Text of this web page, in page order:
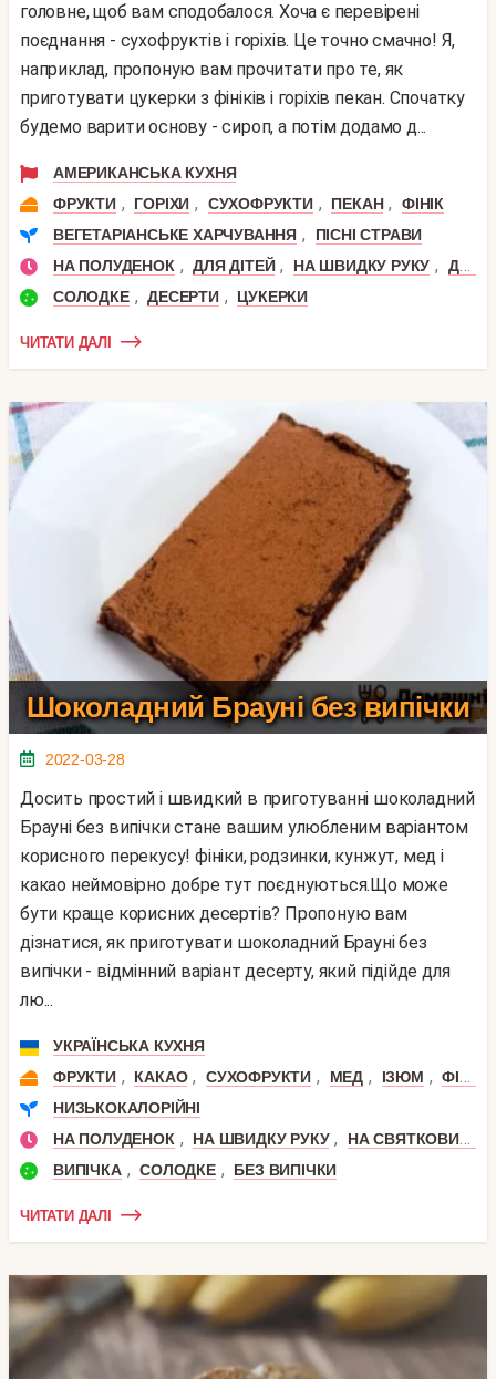
головне, щоб вам сподобалося. Хоча є перевірені
поєднання - сухофруктів і горіхів. Це точно смачно! Я,
наприклад, пропоную вам прочитати про те, як
приготувати цукерки з фініків і горіхів пекан. Спочатку
будемо варити основу - сироп, а потім додамо д...
АМЕРИКАНСЬКА КУХНЯ
ФРУКТИ , ГОРІХИ , СУХОФРУКТИ , ПЕКАН ,
ФІНІК
ВЕГЕТАРІАНСЬКЕ ХАРЧУВАННЯ ,
ПІСНІ СТРАВИ
НА ПОЛУДЕНОК , ДЛЯ ДІТЕЙ , НА ШВИДКУ РУКУ ,
ДЕСЕРТ
СОЛОДКЕ , ДЕСЕРТИ , ЦУКЕРКИ
ЧИТАТИ ДАЛІ
Шоколадний Брауні без випічки
2022-03-28
Досить простий і швидкий в приготуванні шоколадний
Брауні без випічки стане вашим улюбленим варіантом
корисного перекусу! фініки, родзинки, кунжут, мед і
какао неймовірно добре тут поєднуються.Що може
бути краще корисних десертів? Пропоную вам
дізнатися, як приготувати шоколадний Брауні без
випічки - відмінний варіант десерту, який підійде для
лю...
УКРАЇНСЬКА КУХНЯ
ФРУКТИ , КАКАО , СУХОФРУКТИ , МЕД , ІЗЮМ , ФІНІК
НИЗЬКОКАЛОРІЙНІ
НА ПОЛУДЕНОК , НА ШВИДКУ РУКУ ,
НА СВЯТКОВИЙ СТІЛ
ВИПІЧКА , СОЛОДКЕ , БЕЗ ВИПІЧКИ
ЧИТАТИ ДАЛІ